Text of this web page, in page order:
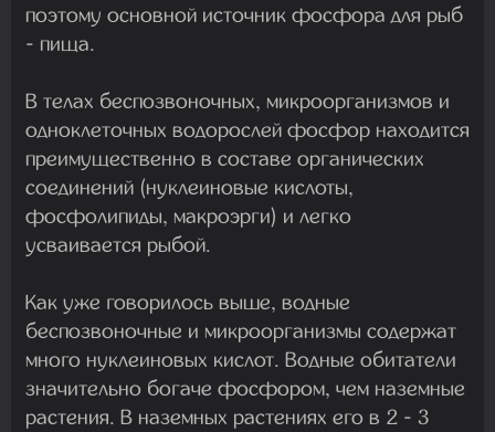
поэтому основной источник фосфора для рыб
- пища.
В телах беспозвоночных, микроорганизмов и
одноклеточных водорослей фосфор находится
преимущественно в составе органических
соединений (нуклеиновые кислоты,
фосфолипиды, макроэрги) и легко
усваивается рыбой.
Как уже говорилось выше, водные
беспозвоночные и микроорганизмы содержат
много нуклеиновых кислот. Водные обитатели
значительно богаче фосфором, чем наземные
растения. В наземных растениях его в 2 - 3